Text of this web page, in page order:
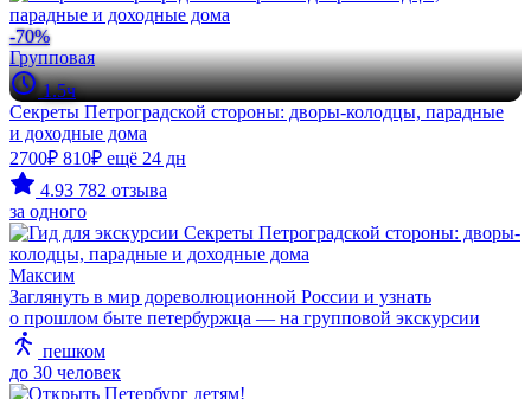
-70%
Групповая
1.5ч
Секреты Петроградской стороны: дворы-колодцы, парадные
и доходные дома
2700₽ 810₽ ещё 24 дн
4.93 782 отзыва
за одного
Максим
Заглянуть в мир дореволюционной России и узнать
о прошлом быте петербуржца — на групповой экскурсии
пешком
до 30 человек